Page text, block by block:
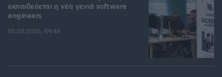
εκπαιδεύεται η νέα γενιά software
engineers
05.08.2026, 09:44